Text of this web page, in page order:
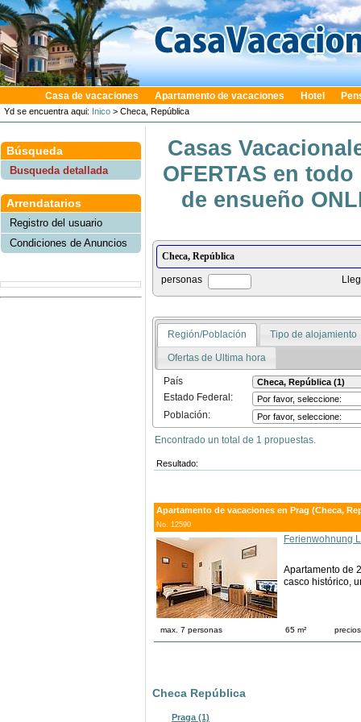
Casa de vacaciones Apartamento de vacaciones Hotel
Yd se encuentra aqui: Inico > Checa, República
Búsqueda
Busqueda detallada
Arrendatarios
Registro del usuario
Condiciones de Anuncios
Casas
OFERTAS en
de ensueño
personas
Región/Población Tipo de alojamiento
Ofertas de Ultima hora
País
Estado Federal:
Población:
Encontrado un total de 1 propuestas.
Resultado:
Apartamento de vacaciones en Prag (Checa,
No. 12590
Ferienwohnung
Apartamento de
casco histórico,
max. 7 personas 65 m²
Checa República
Praga (1)